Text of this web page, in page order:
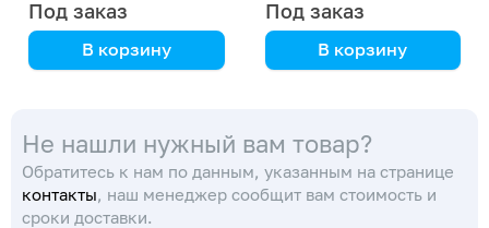
Под заказ
В корзину
Под заказ
В корзину
Не нашли нужный вам товар?
Обратитесь к нам по данным, указанным на странице
контакты, наш менеджер сообщит вам стоимость и
сроки доставки.